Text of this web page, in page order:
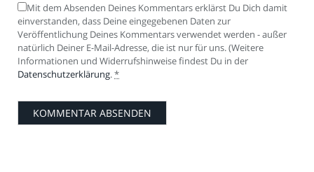
Mit dem Absenden Deines Kommentars erklärst Du Dich damit
einverstanden, dass Deine eingegebenen Daten zur
Veröffentlichung Deines Kommentars verwendet werden - außer
natürlich Deiner E-Mail-Adresse, die ist nur für uns. (Weitere
Informationen und Widerrufshinweise findest Du in der
Datenschutzerklärung.*